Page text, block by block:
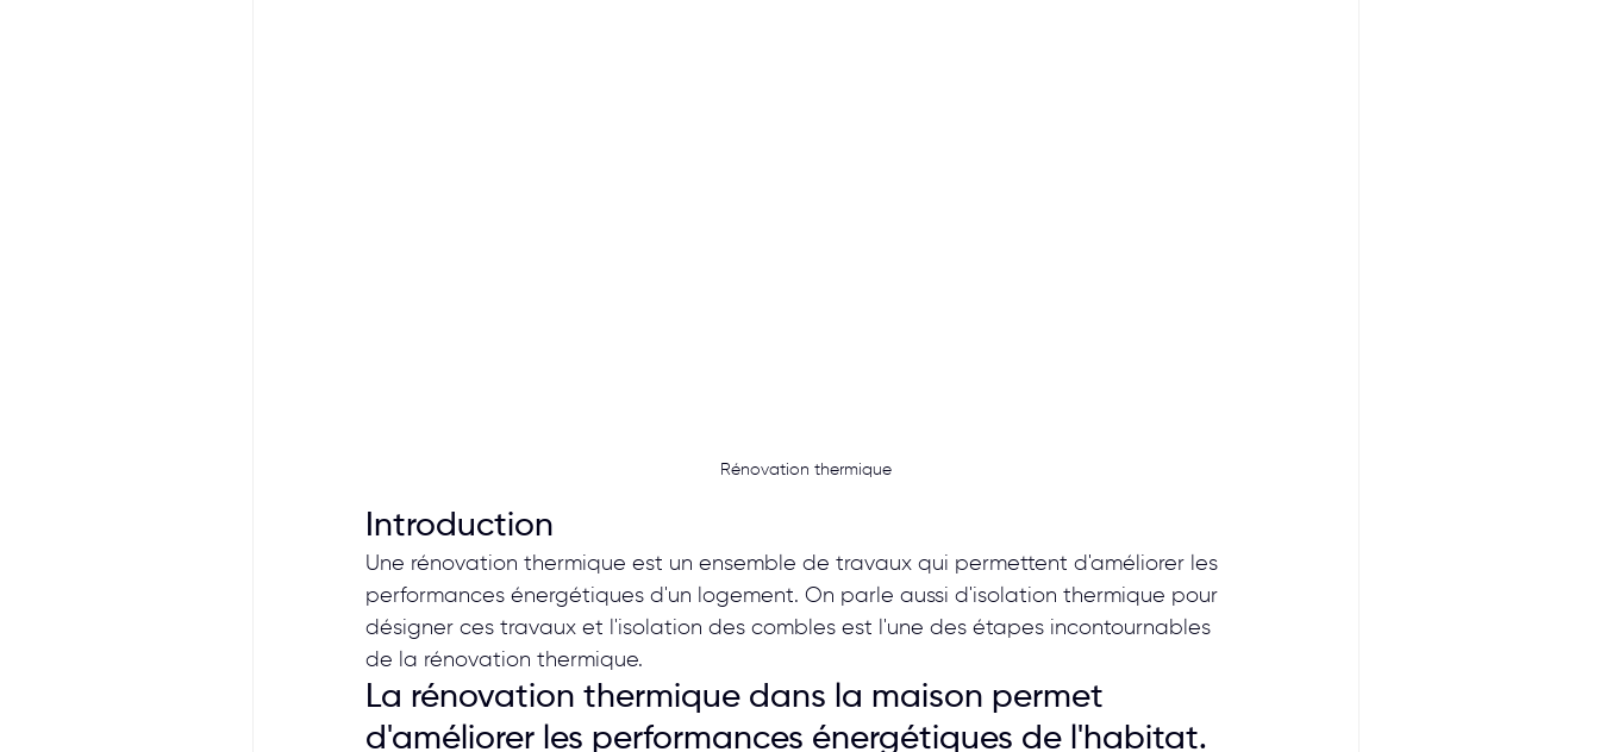
Rénovation thermique
Introduction
Une rénovation thermique est un ensemble de travaux qui permettent d'améliorer les
performances énergétiques d'un logement. On parle aussi d'isolation thermique pour
désigner ces travaux et l'isolation des combles est l'une des étapes incontournables
de la rénovation thermique.
La rénovation thermique dans la maison permet
d'améliorer les performances énergétiques de l'habitat.